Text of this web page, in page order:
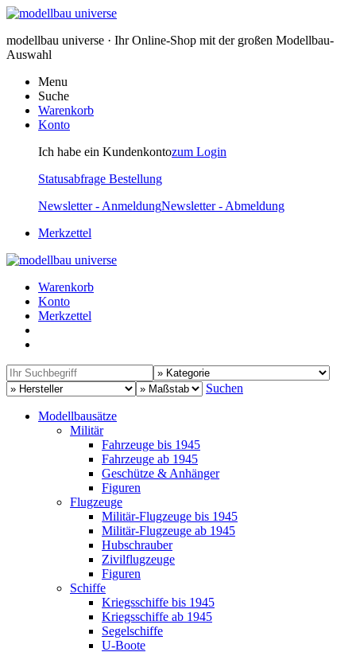
modellbau universe · Ihr Online-Shop mit der großen Modellbau-
Auswahl
Menu
Suche
Warenkorb
Konto
Ich habe ein Kundenkontozum Login
Statusabfrage Bestellung
Newsletter - AnmeldungNewsletter - Abmeldung
Merkzettel
Warenkorb
Konto
Merkzettel
Suchen
Modellbausätze
Militär
Fahrzeuge bis 1945
Fahrzeuge ab 1945
Geschütze & Anhänger
Figuren
Flugzeuge
Militär-Flugzeuge bis 1945
Militär-Flugzeuge ab 1945
Hubschrauber
Zivilflugzeuge
Figuren
Schiffe
Kriegsschiffe bis 1945
Kriegsschiffe ab 1945
Segelschiffe
U-Boote